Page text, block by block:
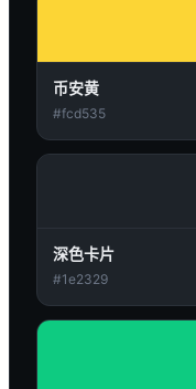
币安黄
#fcd535
深色卡片
#1e2329